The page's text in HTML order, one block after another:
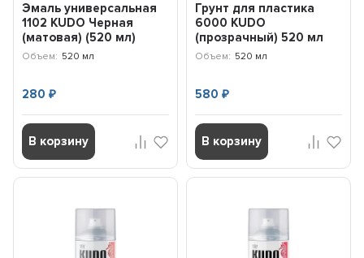
Эмаль универсальная
1102 KUDO Черная
(матовая) (520 мл)
KU1102
Объем: 520 мл
280₽
В корзину
Грунт для пластика
6000 KUDO
(прозрачный) 520 мл
KU6000
Объем: 520 мл
580 ₽
В корзину